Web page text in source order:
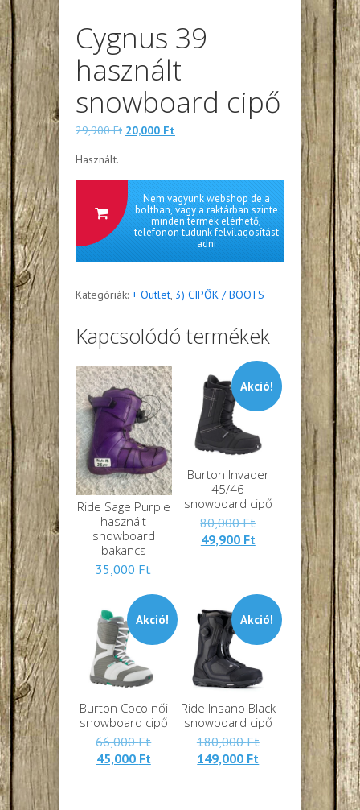
Cygnus 39
használt
snowboard cipő
29,900Ft Eredeti
20,000 Ft
Használt.
Nem vagyunk webshop de a
boltban, vagy a raktárban szinte
minden termék elérhető,
telefonon tudunk felvilagosítást
adni
Kategóriák: + Outlet, 3) CIPŐK / BOOTS
Kapcsolódó termékek
Ride Sage Purple
használt
snowboard
bakancs
35,000 Ft
Akció!
Burton Invader
45/46
snowboard cipő
80,000FtEredeti
80,000 Ft.
49,900 FtJelenlegi
49,900 Ft.
Akció!
Burton Coco női
snowboard cipő
66,000FtEredeti
45,000 FtJelenlegi
Akció!
Ride Insano Black
snowboard cipő
180,000FtEredeti
180,000 Ft.
149,000 Ft Jelenlegi
149,000 Ft.